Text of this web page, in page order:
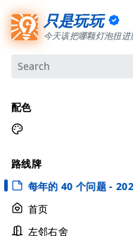
只是玩玩
今天该把哪颗灯泡扭进
配色
极夜黑
雅余黄
昱行粉
路线牌
每年的 40 个问题 -
首页
左邻右舍